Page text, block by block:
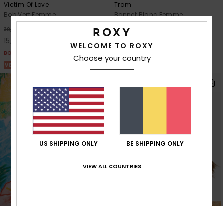
Victim Of Love
Bob Vert Femme
30,00 €
15,75 €
BONS PLANS
VENTE FLASH 25% EXTRA
Tram
Bonnet Blanc Femme
35,00 €
13,12 €
VENTE FLASH 25% EXTRA
WELCOME TO ROXY
Choose your country
US SHIPPING ONLY BE SHIPPING ONLY
VIEW ALL COUNTRIES